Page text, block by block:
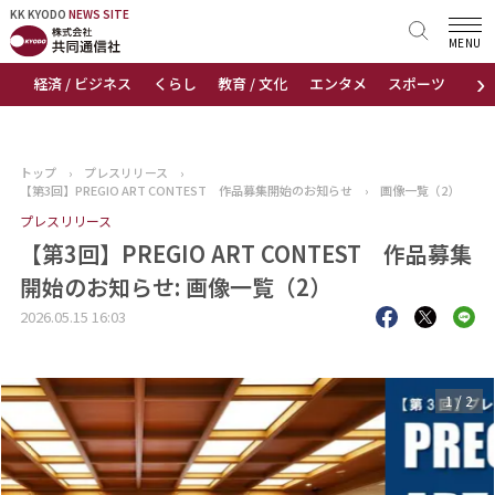
KK KYODO NEWS SITE
›
経済 / ビジネス くらし 教育 / 文化 エンタメ スポーツ 地域
MENU
KK KYODONEWS SITE
トップページ
ニュース
おすすめコンテンツ
出版物
トップ › プレスリリース
›
【第3回】PREGIO ART CONTEST 作品募集開始のお知らせ
› 画像一覧（2）
プレスリリース
【第3回】PREGIO ART CONTEST 作品募集
開始のお知らせ: 画像一覧（2）
2026.05.15 16:03
1/ 2